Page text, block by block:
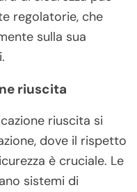
regolatorie, che
sulla sua
riuscita
riuscita si
dove il rispetto
è cruciale. Le
sistemi di